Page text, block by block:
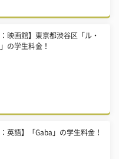
：映画館】東京都渋谷区「ル・
の学生料金！
：英語】「Gaba」の学生料金！